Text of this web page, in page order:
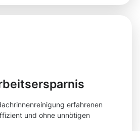
erfahrenen
und ohne unnötigen